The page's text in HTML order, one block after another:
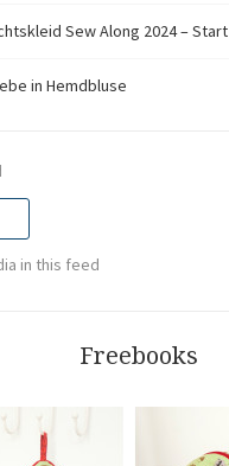
Sew Along 2024 – Start
in Hemdbluse
in this feed
Freebooks